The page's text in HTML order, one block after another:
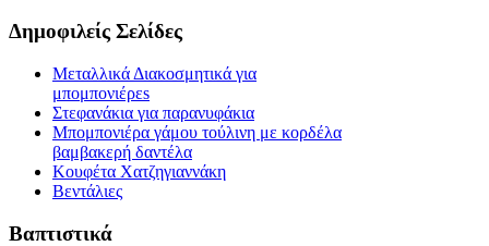
Δημοφιλείς Σελίδες
Μεταλλικά Διακοσμητικά για
μπομπονιέρεs
Στεφανάκια για παρανυφάκια
Μπομπονιέρα γάμου τούλινη με κορδέλα
βαμβακερή δαντέλα
Κουφέτα Χατζηγιαννάκη
Βεντάλιες
Βαπτιστικά